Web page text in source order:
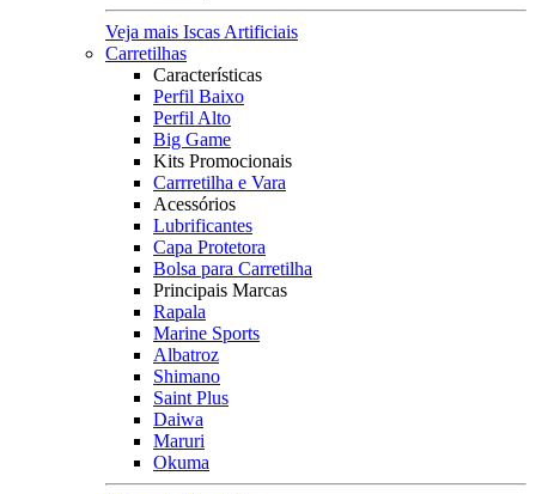
Veja mais Iscas Artificiais
Carretilhas
Características
Perfil Baixo
Perfil Alto
Big Game
Kits Promocionais
Carrretilha e Vara
Acessórios
Lubrificantes
Capa Protetora
Bolsa para Carretilha
Principais Marcas
Rapala
Marine Sports
Albatroz
Shimano
Saint Plus
Daiwa
Maruri
Okuma